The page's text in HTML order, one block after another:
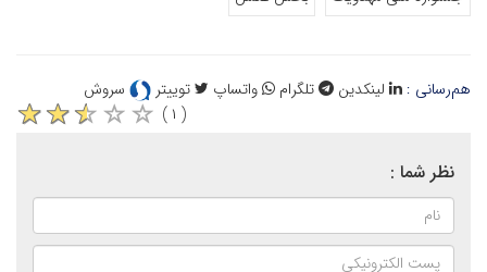
هم‌رسانی : لینکدین تلگرام واتساپ توییتر
سروش
( ۱ )
نظر شما :